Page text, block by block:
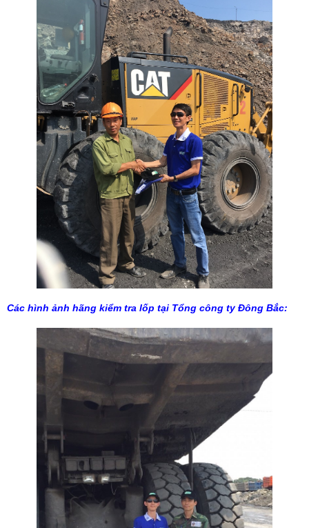
Các hình ảnh hãng kiểm tra lốp tại Tổng công ty Đông Bắc: